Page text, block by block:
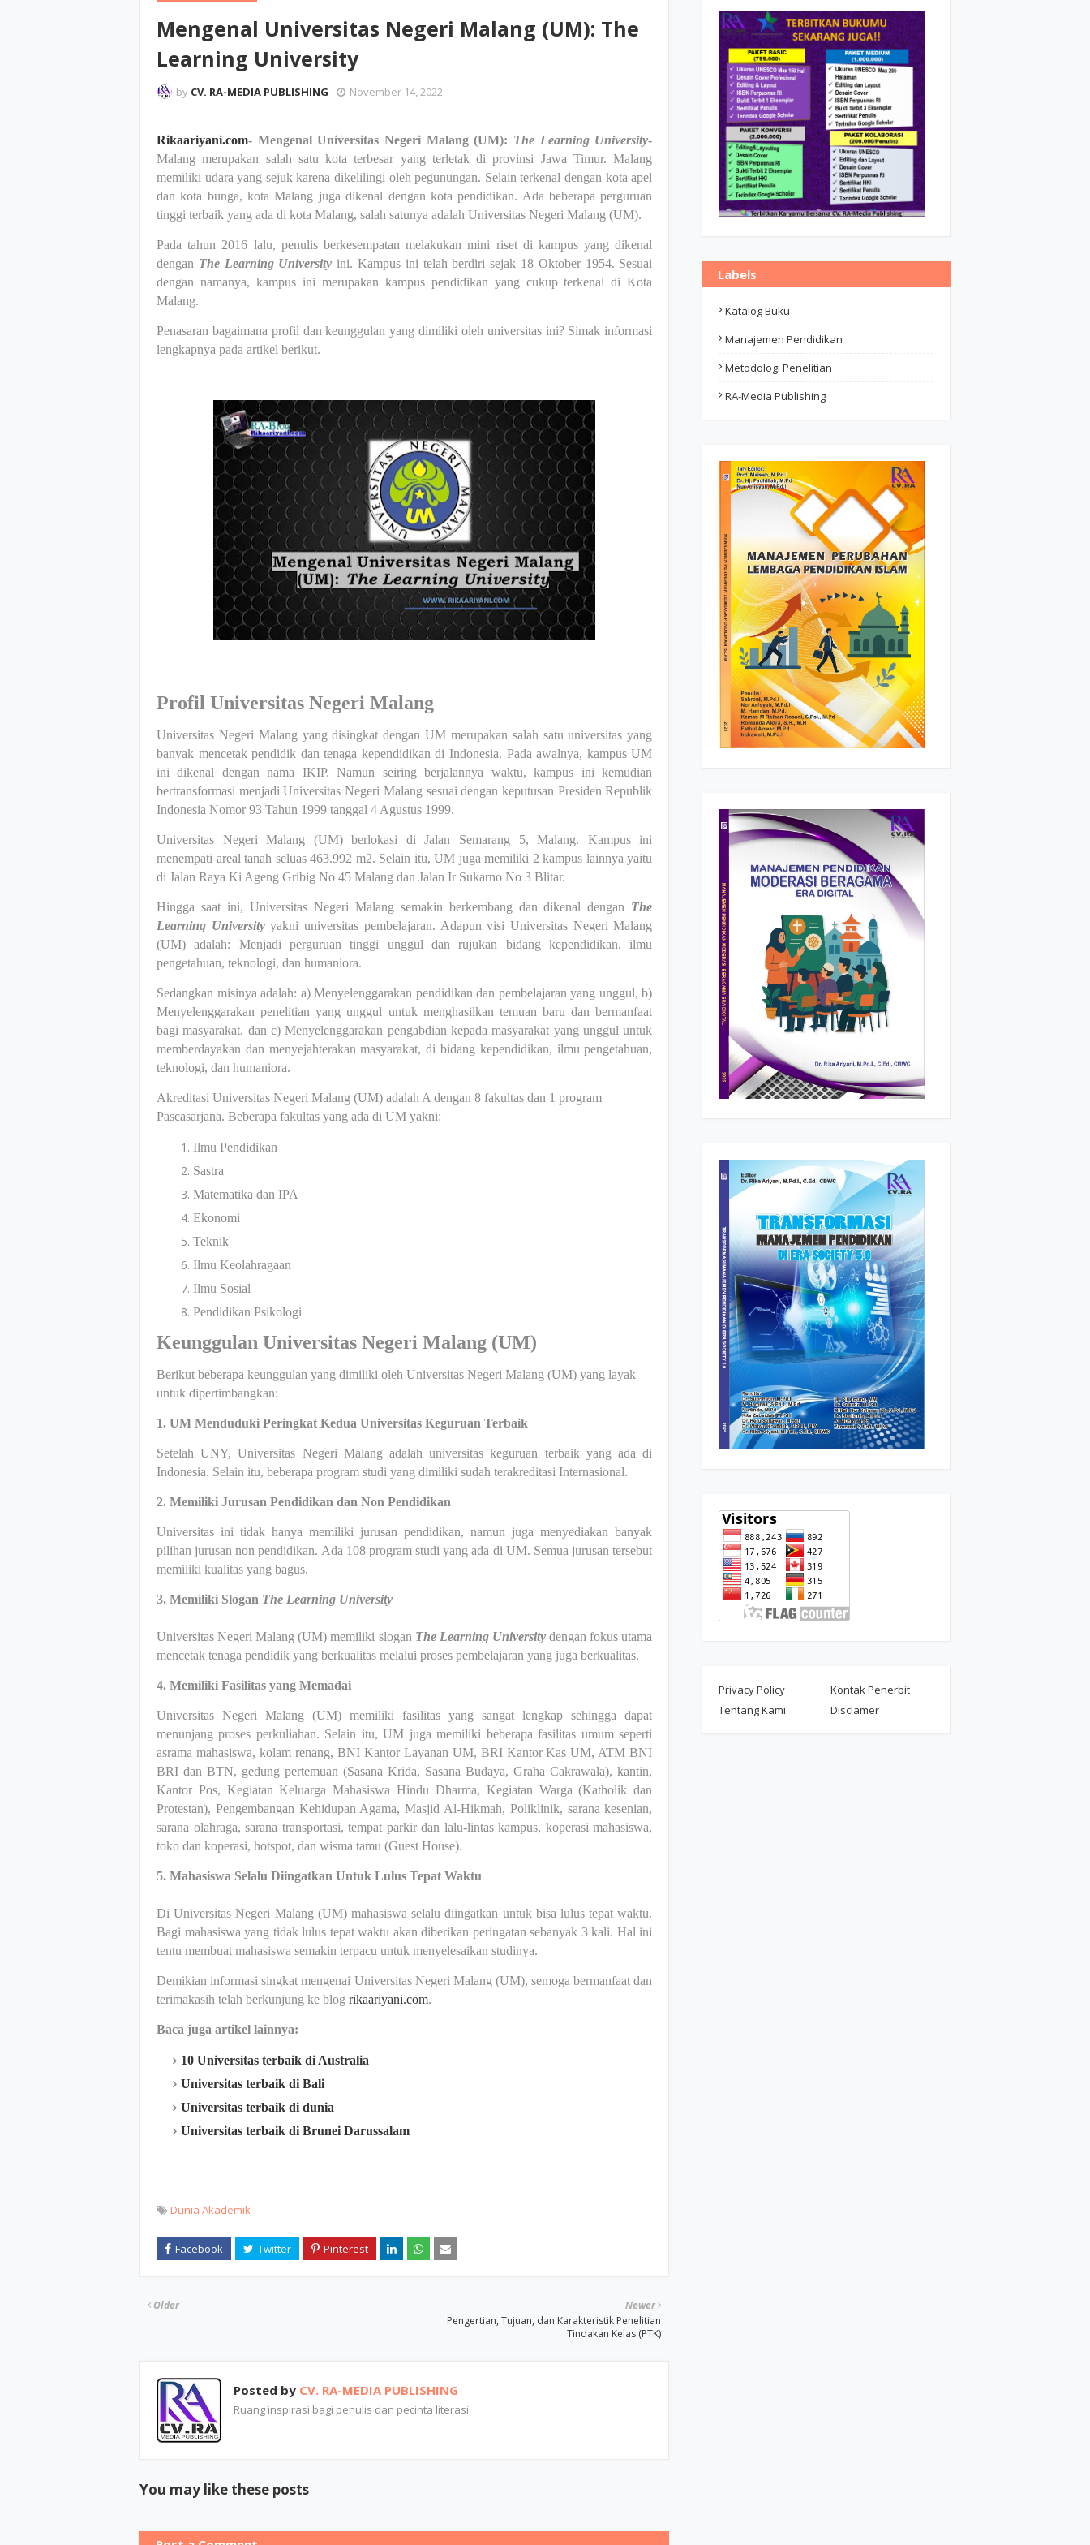
Mengenal Universitas Negeri Malang (UM): The
Learning University
by CV. RA-MEDIA PUBLISHING November 14, 2022
Rikaariyani.com- Mengenal Universitas Negeri Malang (UM): The Learning University-
Malang merupakan salah satu kota terbesar yang terletak di provinsi Jawa Timur. Malang
memiliki udara yang sejuk karena dikelilingi oleh pegunungan. Selain terkenal dengan kota apel
dan kota bunga, kota Malang juga dikenal dengan kota pendidikan. Ada beberapa perguruan
tinggi terbaik yang ada di kota Malang, salah satunya adalah Universitas Negeri Malang (UM).
Pada tahun 2016 lalu, penulis berkesempatan melakukan mini riset di kampus yang dikenal
dengan The Learning University ini. Kampus ini telah berdiri sejak 18 Oktober 1954. Sesuai
dengan namanya, kampus ini merupakan kampus pendidikan yang cukup terkenal di Kota
Malang.
Penasaran bagaimana profil dan keunggulan yang dimiliki oleh universitas ini? Simak informasi
lengkapnya pada artikel berikut.
Profil Universitas Negeri Malang
Universitas Negeri Malang yang disingkat dengan UM merupakan salah satu universitas yang
banyak mencetak pendidik dan tenaga kependidikan di Indonesia. Pada awalnya, kampus UM
ini dikenal dengan nama IKIP. Namun seiring berjalannya waktu, kampus ini kemudian
bertransformasi menjadi Universitas Negeri Malang sesuai dengan keputusan PresidenRepublik
Indonesia Nomor 93 Tahun 1999 tanggal 4 Agustus 1999.
Universitas Negeri Malang (UM) berlokasi di Jalan Semarang 5, Malang. Kampus ini
menempati areal tanah seluas 463.992 m2. Selain itu, UM juga memiliki 2 kampus lainnya yaitu
di Jalan Raya Ki Ageng Gribig No 45 Malang dan Jalan Ir Sukarno No 3 Blitar.
Hingga saat ini, Universitas Negeri Malang semakin berkembang dan dikenal dengan The
Learning Universityyakni universitas pembelajaran. Adapun visi Universitas Negeri Malang
(UM) adalah: Menjadi perguruan tinggi unggul dan rujukan bidang kependidikan, ilmu
pengetahuan, teknologi, dan humaniora.
Sedangkan misinya adalah: a) Menyelenggarakan pendidikan dan pembelajaran yang unggul, b)
Menyelenggarakan penelitian yang unggul untuk menghasilkan temuan baru dan bermanfaat
bagi masyarakat, dan c) Menyelenggarakan pengabdian kepada masyarakat yang unggul untuk
memberdayakan dan menyejahterakan masyarakat, di bidang kependidikan, ilmu pengetahuan,
teknologi, dan humaniora.
Akreditasi Universitas Negeri Malang (UM) adalah A dengan 8 fakultas dan 1 program
Pascasarjana. Beberapa fakultas yang ada di UM yakni:
Ilmu Pendidikan
Sastra
Matematika dan IPA
Ekonomi
Teknik
Ilmu Keolahragaan
Ilmu Sosial
Pendidikan Psikologi
Keunggulan Universitas Negeri Malang (UM)
Berikut beberapa keunggulan yang dimiliki oleh Universitas Negeri Malang (UM) yang layak
untuk dipertimbangkan:
1. UM Menduduki Peringkat Kedua Universitas Keguruan Terbaik
Setelah UNY, Universitas Negeri Malang adalah universitas keguruan terbaik yang ada di
Indonesia. Selain itu, beberapa program studi yang dimiliki sudah terakreditasi Internasional.
2. Memiliki Jurusan Pendidikan dan Non Pendidikan
Universitas ini tidak hanya memiliki jurusan pendidikan, namun juga menyediakan banyak
pilihan jurusan non pendidikan. Ada 108 program studi yang ada di UM. Semua jurusan tersebut
memiliki kualitas yang bagus.
3. Memiliki Slogan The Learning University
Universitas Negeri Malang (UM) memiliki slogan The Learning Universitydengan fokus utama
mencetak tenaga pendidik yang berkualitas melalui proses pembelajaran yang juga berkualitas.
4. Memiliki Fasilitas yang Memadai
Universitas Negeri Malang (UM) memiliki fasilitas yang sangat lengkap sehingga dapat
menunjang proses perkuliahan. Selain itu, UM juga memiliki beberapa fasilitas umum seperti
asrama mahasiswa, kolam renang, BNI Kantor Layanan UM, BRI Kantor Kas UM, ATM BNI
BRI dan BTN, gedung pertemuan (Sasana Krida, Sasana Budaya, Graha Cakrawala), kantin,
Kantor Pos, Ke­giatan Keluarga Maha­siswa Hindu Dharma, Kegiatan Warga (Katholik dan
Protestan), Pengem­bangan Kehidupan Agama, Masjid Al-Hikmah, Poliklinik, sarana kesenian,
sarana olahraga, sarana transportasi, tempat parkir dan lalu-lintas kampus, koperasi mahasiswa,
toko dan ko­perasi, hotspot, dan wisma tamu (Guest House).
5. Mahasiswa Selalu Diingatkan Untuk Lulus Tepat Waktu
Di Universitas Negeri Malang (UM) mahasiswa selalu diingatkan untuk bisa lulus tepat waktu.
Bagi mahasiswa yang tidak lulus tepat waktu akan diberikan peringatan sebanyak 3 kali. Hal ini
tentu membuat mahasiswa semakin terpacu untuk menyelesaikan studinya.
Demikian informasi singkat mengenai Universitas Negeri Malang (UM), semoga bermanfaat dan
terimakasih telah berkunjung ke blog rikaariyani.com.
Baca juga artikel lainnya:
10 Universitas terbaik di Australia
Universitas terbaik di Bali
Universitas terbaik di dunia
Universitas terbaik di Brunei Darussalam
Dunia Akademik
Newer
Pengertian, Tujuan, dan Karakteristik Penelitian
Tindakan Kelas (PTK)
Older
Posted by CV. RA-MEDIA PUBLISHING
Ruang inspirasi bagi penulis dan pecinta literasi.
You may like these posts
Labels
Katalog Buku
Manajemen Pendidikan
Metodologi Penelitian
RA-Media Publishing
Privacy Policy
Kontak Penerbit
Tentang Kami
Disclamer